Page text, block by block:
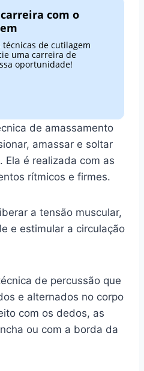
com o
de cutilagem
uma carreira de
oportunidade!
de amassamento
amassar e soltar
Ela é realizada com as
rítmicos e firmes.
a tensão muscular,
e estimular a circulação
de percussão que
e alternados no corpo
com os dedos, as
ou com a borda da